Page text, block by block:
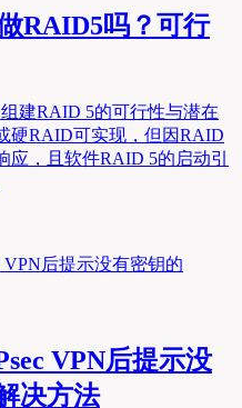
RAID5吗？可行
建RAID 5的可行性与潜在
硬RAID可实现，但因RAID
，且软件RAID 5的启动引
VPN后提示没
决方法